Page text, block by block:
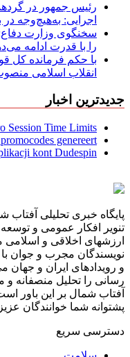
رئیس جمهور در
اجرایی: به‌هیچ‌وجه
سخنگوی وزارت دفاع:
را با قدرت ادامه
با حکم فرمانده کل
انقلاب اسلامی
جدیدترین اخبار
Session Time Limits
genereert
kont Dudespin
پایگاه خبری تحلیلی
تنویر افکار عمومی و
ارزشهای اخلاقی و اسلامی
نویسندگان مجرب و جوان با
و رویدادهای ایران و جهان
رسانی را تحلیل منصفانه و
آفتاب شمال بر این باور
پشتوانه شما خوانندگان
دسترسی سریع